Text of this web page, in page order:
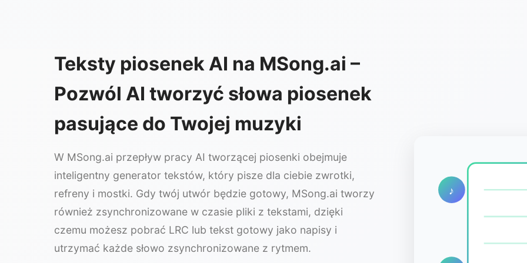
Teksty piosenek AI na MSong.ai –
Pozwól AI tworzyć słowa piosenek
pasujące do Twojej muzyki
W MSong.ai przepływ pracy AI tworzącej piosenki obejmuje
inteligentny generator tekstów, który pisze dla ciebie zwrotki,
refreny i mostki. Gdy twój utwór będzie gotowy, MSong.ai tworzy
również zsynchronizowane w czasie pliki z tekstami, dzięki
czemu możesz pobrać LRC lub tekst gotowy jako napisy i
utrzymać każde słowo zsynchronizowane z rytmem.
♪